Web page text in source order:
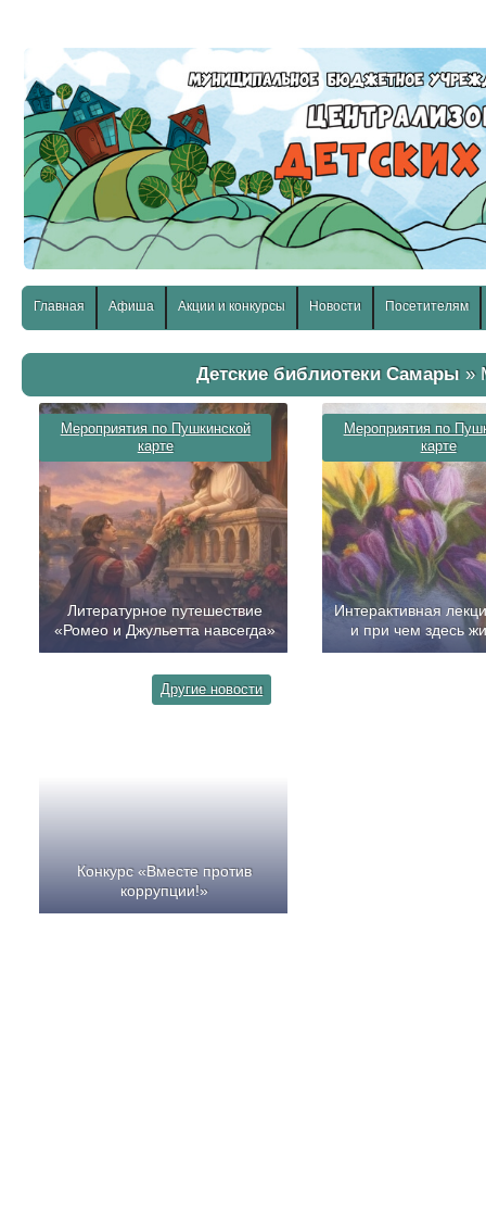
Главная Афиша Акции и конкурсы Новости Посетителям
Детские библиотеки Самары »
Мероприятия по Пушкинской
карте
Литературное путешествие
«Ромео и Джульетта навсегда»
Мероприятия по
карте
Интерактивная
и при чем здесь
Другие новости
Конкурс «Вместе против
коррупции!»